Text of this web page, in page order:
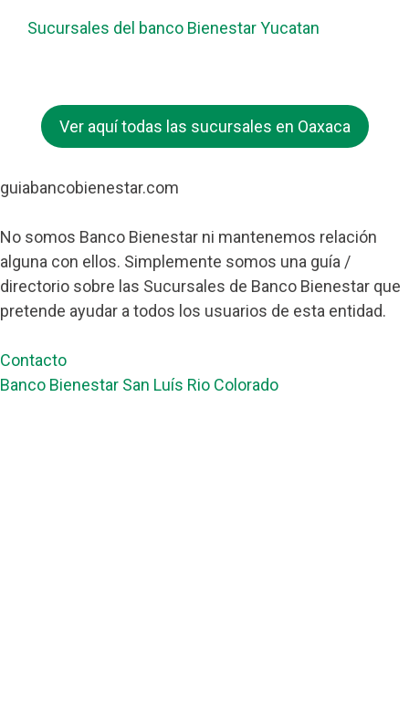
Sucursales del banco Bienestar Yucatan
Ver aquí todas las sucursales en Oaxaca
guiabancobienestar.com
No somos Banco Bienestar ni mantenemos relación
alguna con ellos. Simplemente somos una guía /
directorio sobre las Sucursales de Banco Bienestar que
pretende ayudar a todos los usuarios de esta entidad.
Contacto
Banco Bienestar San Luís Rio Colorado